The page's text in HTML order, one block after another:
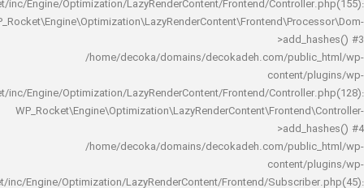
rocket/inc/Engine/Optimization/LazyRenderContent/Frontend/
/home/decoka/domains/decokadeh.com/
rocket/inc/Engine/Optimization/LazyRenderContent/Frontend/
/home/decoka/domains/decokadeh.com/
rocket/inc/Engine/Optimization/LazyRenderContent/Frontend/